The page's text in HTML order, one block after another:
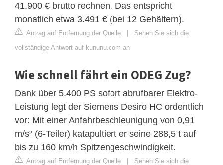
41.900 € brutto rechnen. Das entspricht
monatlich etwa 3.491 € (bei 12 Gehältern).
Antrag auf Entfernung der Quelle | Sehen Sie sich die
vollständige Antwort auf kununu.com an
Wie schnell fährt ein ODEG Zug?
Dank über 5.400 PS sofort abrufbarer Elektro-
Leistung legt der Siemens Desiro HC ordentlich
vor: Mit einer Anfahrbeschleunigung von 0,91
m/s² (6-Teiler) katapultiert er seine 288,5 t auf
bis zu 160 km/h Spitzengeschwindigkeit.
Antrag auf Entfernung der Quelle | Sehen Sie sich die